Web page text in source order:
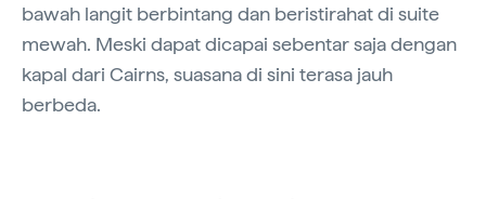
bawah langit berbintang dan beristirahat di suite
mewah. Meski dapat dicapai sebentar saja dengan
kapal dari Cairns, suasana di sini terasa jauh
berbeda.